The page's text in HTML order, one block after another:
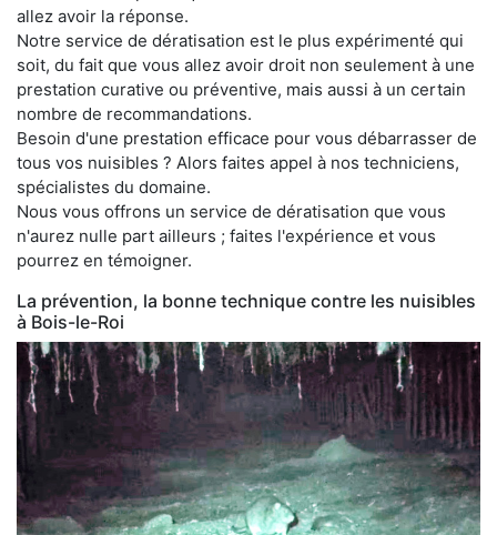
allez avoir la réponse.
Notre service de dératisation est le plus expérimenté qui
soit, du fait que vous allez avoir droit non seulement à une
prestation curative ou préventive, mais aussi à un certain
nombre de recommandations.
Besoin d'une prestation efficace pour vous débarrasser de
tous vos nuisibles ? Alors faites appel à nos techniciens,
spécialistes du domaine.
Nous vous offrons un service de dératisation que vous
n'aurez nulle part ailleurs ; faites l'expérience et vous
pourrez en témoigner.
La prévention, la bonne technique contre les nuisibles
à Bois-le-Roi